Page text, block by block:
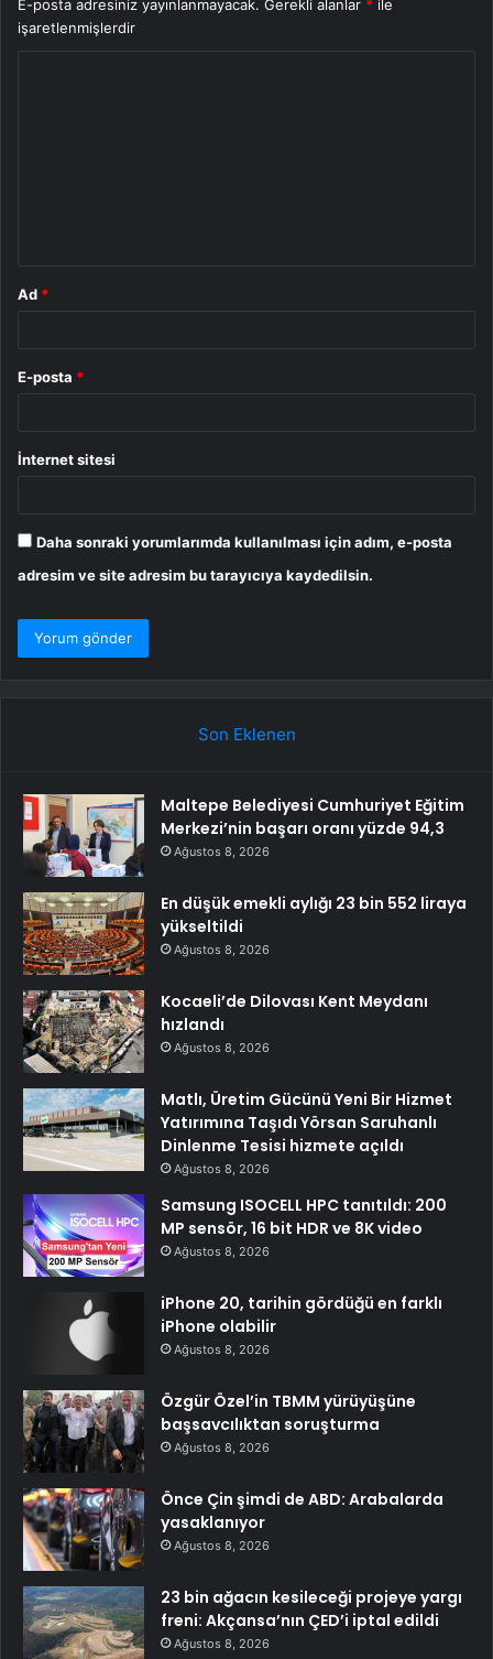
E-posta adresiniz yayınlanmayacak. Gerekli alanlar * ile
işaretlenmişlerdir
Ad *
E-posta *
İnternet sitesi
Daha sonraki yorumlarımda kullanılması için adım, e-posta
adresim ve site adresim bu tarayıcıya kaydedilsin.
Son Eklenen
Maltepe Belediyesi Cumhuriyet Eğitim
Merkezi’nin başarı oranı yüzde 94,3
Ağustos 8, 2026
En düşük emekli aylığı 23 bin 552 liraya
yükseltildi
Ağustos 8, 2026
Kocaeli’de Dilovası Kent Meydanı
hızlandı
Ağustos 8, 2026
Matlı, Üretim Gücünü Yeni Bir Hizmet
Yatırımına Taşıdı Yörsan Saruhanlı
Dinlenme Tesisi hizmete açıldı
Ağustos 8, 2026
Samsung ISOCELL HPC tanıtıldı: 200
MP sensör, 16 bit HDR ve 8K video
Ağustos 8, 2026
iPhone 20, tarihin gördüğü en farklı
iPhone olabilir
Ağustos 8, 2026
Özgür Özel’in TBMM yürüyüşüne
başsavcılıktan soruşturma
Ağustos 8, 2026
Önce Çin şimdi de ABD: Arabalarda
yasaklanıyor
Ağustos 8, 2026
23 bin ağacın kesileceği projeye yargı
freni: Akçansa’nın ÇED’i iptal edildi
Ağustos 8, 2026